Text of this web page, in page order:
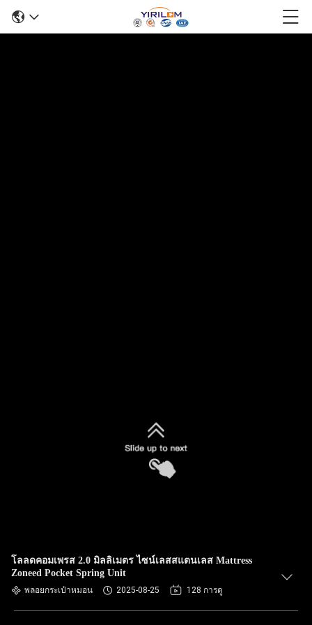
โลลดคอมเพรส 2.0 มิลลิเมตร ไซน์เลสสแตนเลส Mattress
Zoneed Pocket Spring Unit
พลอยกระเป๋าหมอน 2025-08-25 128 การดู